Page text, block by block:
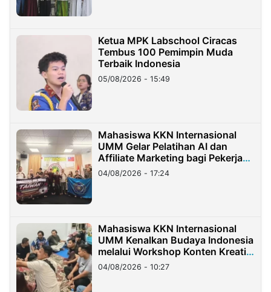
Ketua MPK Labschool Ciracas
Tembus 100 Pemimpin Muda
Terbaik Indonesia
05/08/2026 - 15:49
Mahasiswa KKN Internasional
UMM Gelar Pelatihan AI dan
Affiliate Marketing bagi Pekerja
Migran Indonesia di Taiwan
04/08/2026 - 17:24
Mahasiswa KKN Internasional
UMM Kenalkan Budaya Indonesia
melalui Workshop Konten Kreatif
di Taiwan
04/08/2026 - 10:27